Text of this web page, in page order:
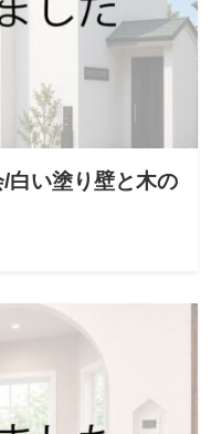
白い塗り壁と木の